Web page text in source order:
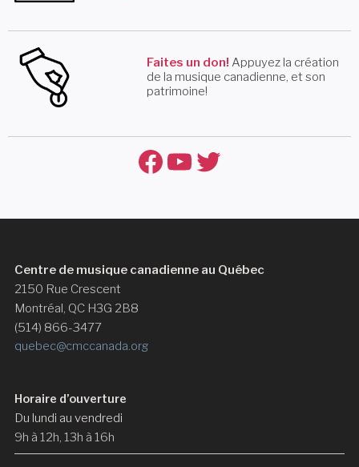
Faites un don! Appuyez la création
de la musique canadienne, et son
patrimoine!
Facebook
YouTube
Twitter
Centre de musique canadienne au Québec
2150 Rue Crescent
Montréal, QC H3G 2B8
(514) 866-3477
quebec@cmccanada.org
Horaire d’ouverture
Du lundi au vendredi
9h à 12h, 13h à 16h